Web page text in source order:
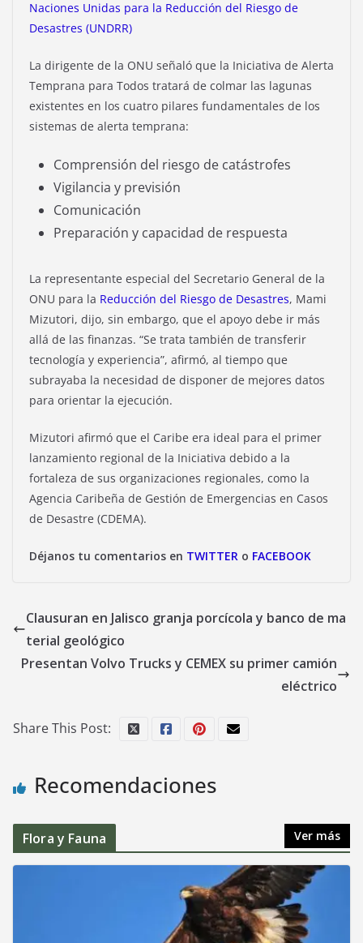
Naciones Unidas para la Reducción del Riesgo de
Desastres (UNDRR)
La dirigente de la ONU señaló que la Iniciativa de Alerta
Temprana para Todos tratará de colmar las lagunas
existentes en los cuatro pilares fundamentales de los
sistemas de alerta temprana:
Comprensión del riesgo de catástrofes
Vigilancia y previsión
Comunicación
Preparación y capacidad de respuesta
La representante especial del Secretario General de la
ONU para la Reducción del Riesgo de Desastres, Mami
Mizutori, dijo, sin embargo, que el apoyo debe ir más
allá de las finanzas. “Se trata también de transferir
tecnología y experiencia”, afirmó, al tiempo que
subrayaba la necesidad de disponer de mejores datos
para orientar la ejecución.
Mizutori afirmó que el Caribe era ideal para el primer
lanzamiento regional de la Iniciativa debido a la
fortaleza de sus organizaciones regionales, como la
Agencia Caribeña de Gestión de Emergencias en Casos
de Desastre (CDEMA).
Déjanos tu comentarios en TWITTER o FACEBOOK
Clausuran en Jalisco granja porcícola y banco de ma
terial geológico
Presentan Volvo Trucks y CEMEX su primer camión
eléctrico
Share This Post:
Recomendaciones
Flora y Fauna Ver más